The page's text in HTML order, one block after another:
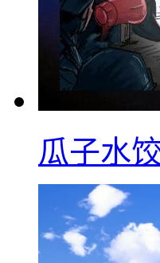
瓜子水